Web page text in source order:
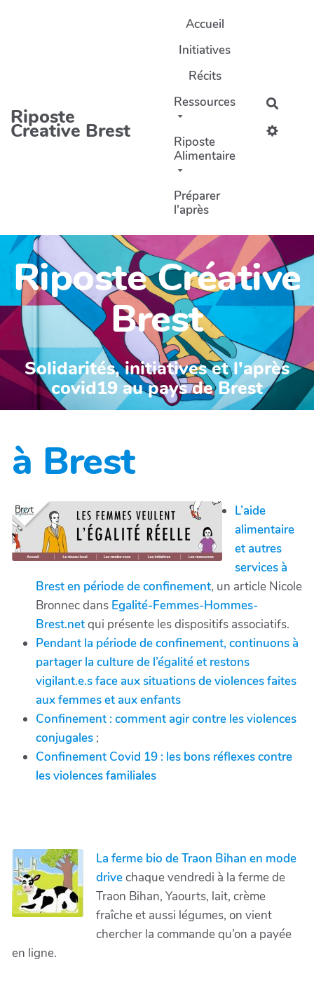
Riposte
Creative Brest
Accueil
Initiatives
Récits
Ressources
Riposte
Alimentaire
Préparer
l'après
Riposte Créative
Brest
Solidarités, initiatives et l'après
covid19 au pays de Brest
à Brest
L’aide
alimentaire
et autres
services à
Brest en période de confinement, un article Nicole
Bronnec dans Egalité-Femmes-Hommes-
Brest.netqui présente les dispositifs associatifs.
Pendant la période de confinement, continuons à
partager la culture de l’égalité et restons
vigilant.e.s face aux situations de violences faites
aux femmes et aux enfants
Confinement : comment agir contre les violences
conjugales ;
Confinement Covid 19 : les bons réflexes contre
les violences familiales
La ferme bio de Traon Bihan en mode
drivechaque vendredi à la ferme de
Traon Bihan, Yaourts, lait, crème
fraîche et aussi légumes, on vient
chercher la commande qu’on a payée
en ligne.